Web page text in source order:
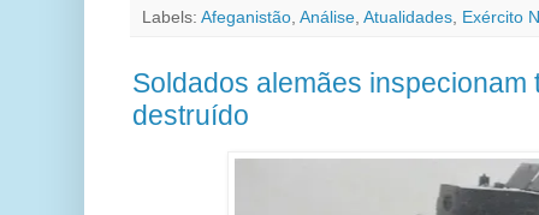
Labels: Afeganistão, Análise, Atualidades, Exército
Soldados alemães inspecionam
destruído